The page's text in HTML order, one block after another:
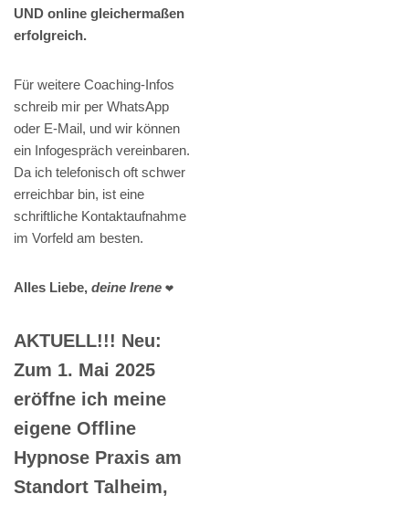
UND online gleichermaßen
erfolgreich.
Für weitere Coaching-Infos
schreib mir per WhatsApp
oder E-Mail, und wir können
ein Infogespräch vereinbaren.
Da ich telefonisch oft schwer
erreichbar bin, ist eine
schriftliche Kontaktaufnahme
im Vorfeld am besten.
Alles Liebe, deine Irene ❤️
AKTUELL!!! Neu:
Zum 1. Mai 2025
eröffne ich meine
eigene Offline
Hypnose Praxis am
Standort Talheim,